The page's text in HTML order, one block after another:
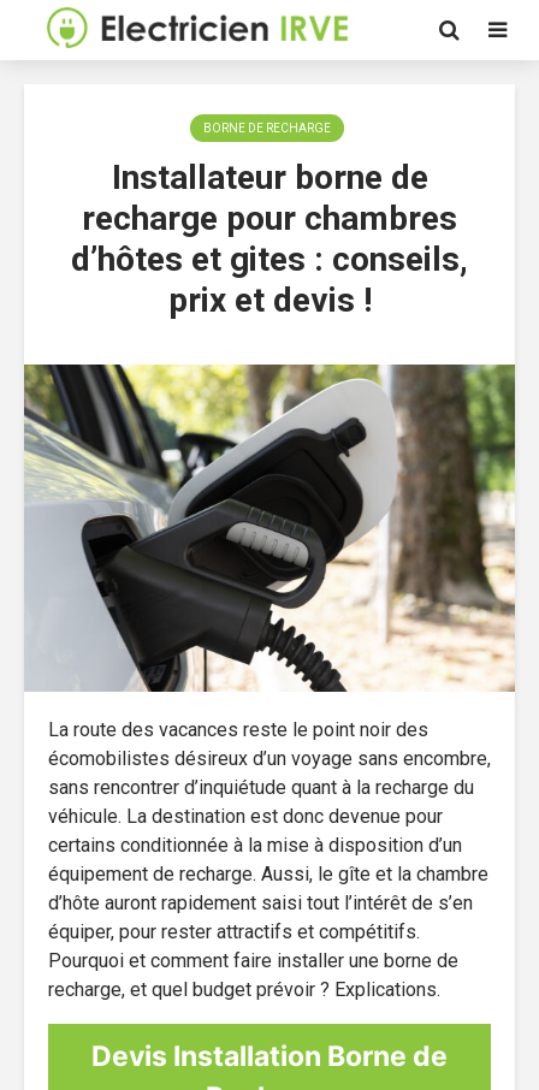
BORNE DE RECHARGE
Installateur borne de
recharge pour chambres
d’hôtes et gites : conseils,
prix et devis !
La route des vacances reste le point noir des
écomobilistes désireux d’un voyage sans encombre,
sans rencontrer d’inquiétude quant à la recharge du
véhicule. La destination est donc devenue pour
certains conditionnée à la mise à disposition d’un
équipement de recharge. Aussi, le gîte et la chambre
d’hôte auront rapidement saisi tout l’intérêt de s’en
équiper, pour rester attractifs et compétitifs.
Pourquoi et comment faire installer une borne de
recharge, et quel budget prévoir ? Explications.